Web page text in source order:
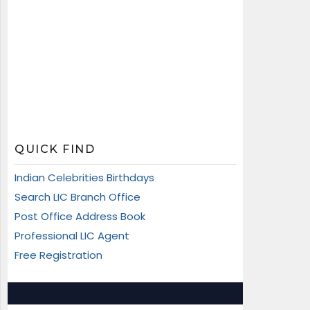
QUICK FIND
Indian Celebrities Birthdays
Search LIC Branch Office
Post Office Address Book
Professional LIC Agent
Free Registration